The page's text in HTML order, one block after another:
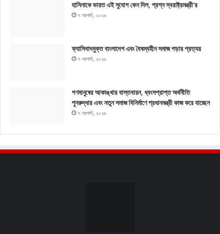
হাসিনাকে ভারত এই সুযোগ কেন দিল, প্রশ্ন স্বরাষ্ট্রমন্ত্রী’র
৭ আগস্ট, ২০২৬
ফ্যাসিবাদমুক্ত বাংলাদেশ এবং বৈষম্যহীন সমাজ গড়ার প্রত্যয়
৭ আগস্ট, ২০২৬
গণমানুষের আকাঙ্খার বাস্তবায়ন, ধ্বংসপ্রাপ্ত অর্থনীতি
পুনরুদ্ধার এবং নতুন সমাজ বিনির্মাণে প্রধানমন্ত্রী কাজ করে যাচ্ছেন
৭ আগস্ট, ২০২৬